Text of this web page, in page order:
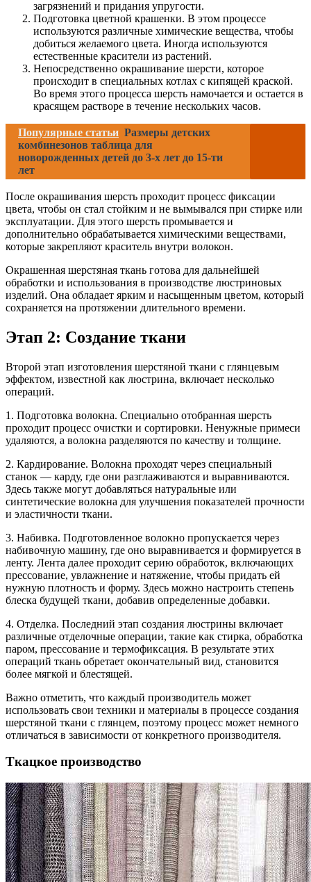
загрязнений и придания упругости.
Подготовка цветной крашенки. В этом процессе
используются различные химические вещества, чтобы
добиться желаемого цвета. Иногда используются
естественные красители из растений.
Непосредственно окрашивание шерсти, которое
происходит в специальных котлах с кипящей краской.
Во время этого процесса шерсть намочается и остается в
красящем растворе в течение нескольких часов.
Популярные статьи Размеры детских
комбинезонов таблица для
новорожденных детей до 3-х лет до 15-ти
лет
После окрашивания шерсть проходит процесс фиксации
цвета, чтобы он стал стойким и не вымывался при стирке или
эксплуатации. Для этого шерсть промывается и
дополнительно обрабатывается химическими веществами,
которые закрепляют краситель внутри волокон.
Окрашенная шерстяная ткань готова для дальнейшей
обработки и использования в производстве люстриновых
изделий. Она обладает ярким и насыщенным цветом, который
сохраняется на протяжении длительного времени.
Этап 2: Создание ткани
Второй этап изготовления шерстяной ткани с глянцевым
эффектом, известной как люстрина, включает несколько
операций.
1. Подготовка волокна. Специально отобранная шерсть
проходит процесс очистки и сортировки. Ненужные примеси
удаляются, а волокна разделяются по качеству и толщине.
2. Кардирование. Волокна проходят через специальный
станок — карду, где они разглаживаются и выравниваются.
Здесь также могут добавляться натуральные или
синтетические волокна для улучшения показателей прочности
и эластичности ткани.
3. Набивка. Подготовленное волокно пропускается через
набивочную машину, где оно выравнивается и формируется в
ленту. Лента далее проходит серию обработок, включающих
прессование, увлажнение и натяжение, чтобы придать ей
нужную плотность и форму. Здесь можно настроить степень
блеска будущей ткани, добавив определенные добавки.
4. Отделка. Последний этап создания люстрины включает
различные отделочные операции, такие как стирка, обработка
паром, прессование и термофиксация. В результате этих
операций ткань обретает окончательный вид, становится
более мягкой и блестящей.
Важно отметить, что каждый производитель может
использовать свои техники и материалы в процессе создания
шерстяной ткани с глянцем, поэтому процесс может немного
отличаться в зависимости от конкретного производителя.
Ткацкое производство